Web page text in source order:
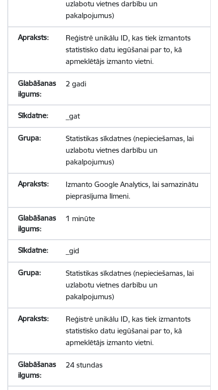
uzlabotu vietnes darbību un
pakalpojumus)
Reģistrē unikālu ID, kas tiek izmantots
statistisko datu iegūšanai par to, kā
apmeklētājs izmanto vietni.
2 gadi
_gat
Statistikas sīkdatnes (nepieciešamas, lai
uzlabotu vietnes darbību un
pakalpojumus)
Izmanto Google Analytics, lai samazinātu
pieprasījuma līmeni.
1 minūte
_gid
Statistikas sīkdatnes (nepieciešamas, lai
uzlabotu vietnes darbību un
pakalpojumus)
Reģistrē unikālu ID, kas tiek izmantots
statistisko datu iegūšanai par to, kā
apmeklētājs izmanto vietni.
24 stundas